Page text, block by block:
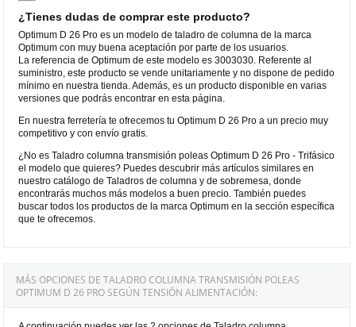
¿Tienes dudas de comprar este producto?
Optimum D 26 Pro es un modelo de taladro de columna de la marca
Optimum con muy buena aceptación por parte de los usuarios.
La referencia de Optimum de este modelo es 3003030. Referente al
suministro, este producto se vende unitariamente y no dispone de pedido
mínimo en nuestra tienda. Además, es un producto disponible en varias
versiones que podrás encontrar en esta página.
En nuestra ferretería te ofrecemos tu Optimum D 26 Pro a un precio muy
competitivo y con envío gratis.
¿No es Taladro columna transmisión poleas Optimum D 26 Pro - Trifásico
el modelo que quieres? Puedes descubrir más artículos similares en
nuestro catálogo de Taladros de columna y de sobremesa, donde
encontrarás muchos más modelos a buen precio. También puedes
buscar todos los productos de la marca Optimum en la sección específica
que te ofrecemos.
MÁS OPCIONES DE TALADRO COLUMNA TRANSMISIÓN POLEAS
OPTIMUM D 26 PRO SEGÚN TENSIÓN ALIMENTACIÓN: